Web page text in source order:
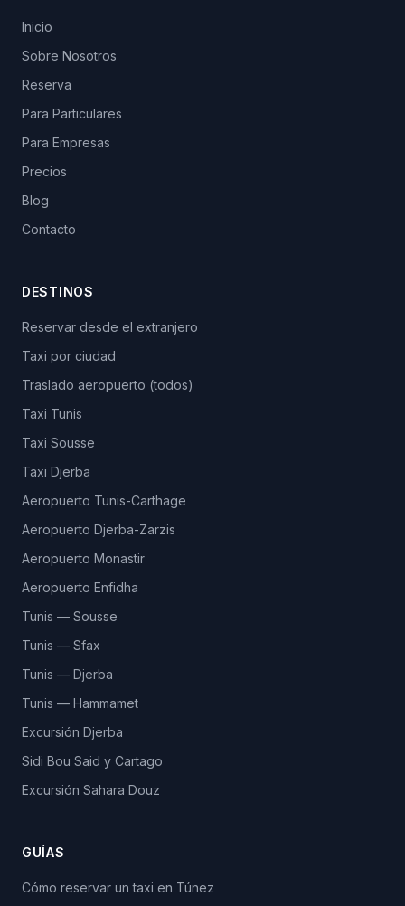
Inicio
Sobre Nosotros
Reserva
Para Particulares
Para Empresas
Precios
Blog
Contacto
DESTINOS
Reservar desde el extranjero
Taxi por ciudad
Traslado aeropuerto (todos)
Taxi Tunis
Taxi Sousse
Taxi Djerba
Aeropuerto Tunis-Carthage
Aeropuerto Djerba-Zarzis
Aeropuerto Monastir
Aeropuerto Enfidha
Tunis — Sousse
Tunis — Sfax
Tunis — Djerba
Tunis — Hammamet
Excursión Djerba
Sidi Bou Said y Cartago
Excursión Sahara Douz
GUÍAS
Cómo reservar un taxi en Túnez